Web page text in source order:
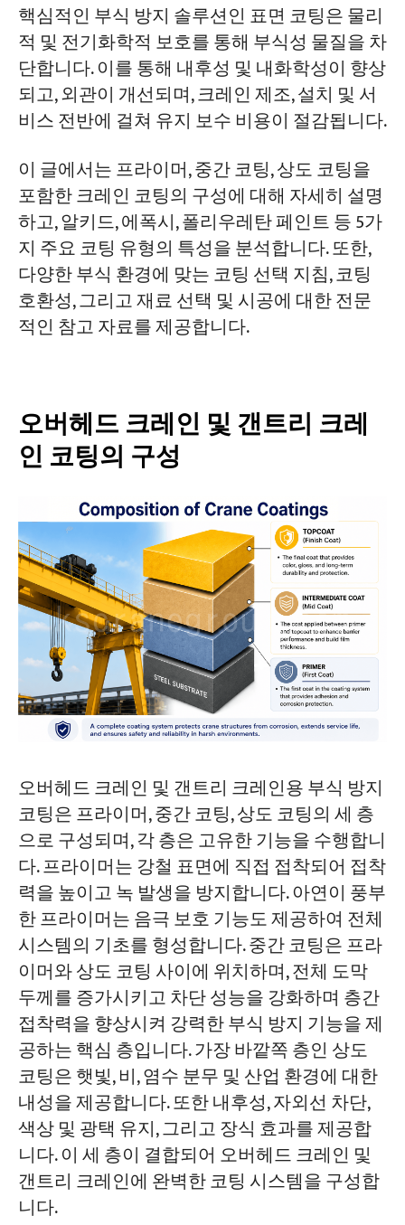
프로젝트
블로그
뉴스
응용
회사 소개
문의하기
순수 아크릴 코팅
코팅층별 권장 사항(JB/T 5946-2018에 따름)
선정 가이드: 오버헤드 크레인 및 갠트리 크
레인에 적합한 코팅 시스템 선택 방법
부식 환경에 맞는 크레인 코팅 시스템 선택
방법
코팅 호환성은 장기적인 성능에 매우 중요
합니다.
최종 코팅 선택 지침
핵심적인 부식 방지 솔루션인 표면 코팅은 물리
적 및 전기화학적 보호를 통해 부식성 물질을 차
단합니다. 이를 통해 내후성 및 내화학성이 향상
되고, 외관이 개선되며, 크레인 제조, 설치 및 서
비스 전반에 걸쳐 유지 보수 비용이 절감됩니다.
이 글에서는 프라이머, 중간 코팅, 상도 코팅을
포함한 크레인 코팅의 구성에 대해 자세히 설명
하고, 알키드, 에폭시, 폴리우레탄 페인트 등 5가
지 주요 코팅 유형의 특성을 분석합니다. 또한,
다양한 부식 환경에 맞는 코팅 선택 지침, 코팅
호환성, 그리고 재료 선택 및 시공에 대한 전문
적인 참고 자료를 제공합니다.
오버헤드 크레인 및 갠트리 크레
인 코팅의 구성
오버헤드 크레인 및 갠트리 크레인용 부식 방지
코팅은 프라이머, 중간 코팅, 상도 코팅의 세 층
으로 구성되며, 각 층은 고유한 기능을 수행합니
다. 프라이머는 강철 표면에 직접 접착되어 접착
력을 높이고 녹 발생을 방지합니다. 아연이 풍부
한 프라이머는 음극 보호 기능도 제공하여 전체
시스템의 기초를 형성합니다. 중간 코팅은 프라
이머와 상도 코팅 사이에 위치하며, 전체 도막
두께를 증가시키고 차단 성능을 강화하며 층간
접착력을 향상시켜 강력한 부식 방지 기능을 제
공하는 핵심 층입니다. 가장 바깥쪽 층인 상도
코팅은 햇빛, 비, 염수 분무 및 산업 환경에 대한
내성을 제공합니다. 또한 내후성, 자외선 차단,
색상 및 광택 유지, 그리고 장식 효과를 제공합
니다. 이 세 층이 결합되어 오버헤드 크레인 및
갠트리 크레인에 완벽한 코팅 시스템을 구성합
니다.